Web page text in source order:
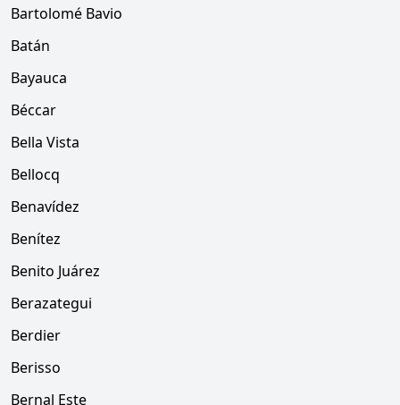
Bartolomé Bavio
Batán
Bayauca
Béccar
Bella Vista
Bellocq
Benavídez
Benítez
Benito Juárez
Berazategui
Berdier
Berisso
Bernal Este